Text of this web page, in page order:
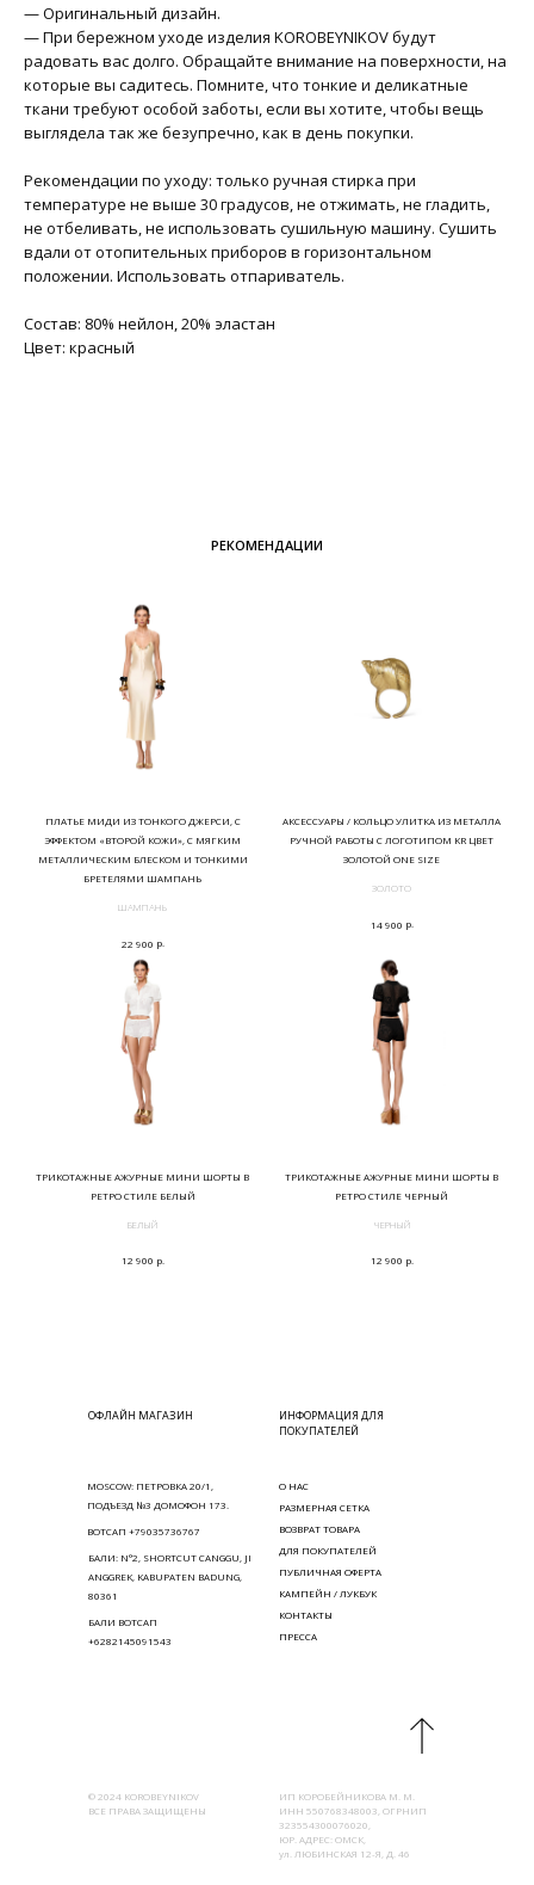
— Оригинальный дизайн.
— При бережном уходе изделия KOROBEYNIKOV будут
радовать вас долго. Обращайте внимание на поверхности, на
которые вы садитесь. Помните, что тонкие и деликатные
ткани требуют особой заботы, если вы хотите, чтобы вещь
выглядела так же безупречно, как в день покупки.
Рекомендации по уходу: только ручная стирка при
температуре не выше 30 градусов, не отжимать, не гладить,
не отбеливать, не использовать сушильную машину. Сушить
вдали от отопительных приборов в горизонтальном
положении. Использовать отпариватель.
Состав: 80% нейлон, 20% эластан
Цвет: красный
РЕКОМЕНДАЦИИ
ПЛАТЬЕ МИДИ ИЗ ТОНКОГО ДЖЕРСИ, С
ЭФФЕКТОМ «ВТОРОЙ КОЖИ», С МЯГКИМ
МЕТАЛЛИЧЕСКИМ БЛЕСКОМ И ТОНКИМИ
БРЕТЕЛЯМИ ШАМПАНЬ
ШАМПАНЬ
22 900 р.
АКСЕССУАРЫ / КОЛЬЦО УЛИТКА ИЗ МЕТАЛЛА
РУЧНОЙ РАБОТЫ С ЛОГОТИПОМ KR ЦВЕТ
ЗОЛОТОЙ ONE SIZE
ЗОЛОТО
14 900 р.
ТРИКОТАЖНЫЕ АЖУРНЫЕ МИНИ ШОРТЫ В
РЕТРО СТИЛЕ БЕЛЫЙ
БЕЛЫЙ
12 900 р.
ТРИКОТАЖНЫЕ АЖУРНЫЕ МИНИ ШОРТЫ В
РЕТРО СТИЛЕ ЧЕРНЫЙ
ЧЕРНЫЙ
12 900 р.
КОНТАКТЫ
ПРЕССА
ВОЗВРАТ ТОВАРА
ДЛЯ ПОКУПАТЕЛЕЙ
О НАС
© 2024 KOROBEYNIKOV
ВСЕ ПРАВА ЗАЩИЩЕНЫ
ИП КОРОБЕЙНИКОВА М. М.
ИНН 550768348003, ОГРНИП
323554300076020,
ЮР. АДРЕС: ОМСК,
ул. ЛЮБИНСКАЯ 12-Я, Д. 46
РАЗМЕРНАЯ СЕТКА
ОФЛАЙН МАГАЗИН
ИНФОРМАЦИЯ ДЛЯ
ПОКУПАТЕЛЕЙ
ПУБЛИЧНАЯ ОФЕРТА
КАМПЕЙН / ЛУКБУК
БАЛИ: N°2, SHORTCUT CANGGU, JI
ANGGREK, KABUPATEN BADUNG,
80361
MOSCOW: ПЕТРОВКА 20/1,
ПОДЪЕЗД №3 ДОМОФОН 173.
БАЛИ ВОТСАП
+6282145091543
ВОТСАП +79035736767